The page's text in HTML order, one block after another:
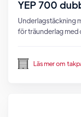
YEP 700
Underlagstäckning
för träunderlag med
Läs mer om